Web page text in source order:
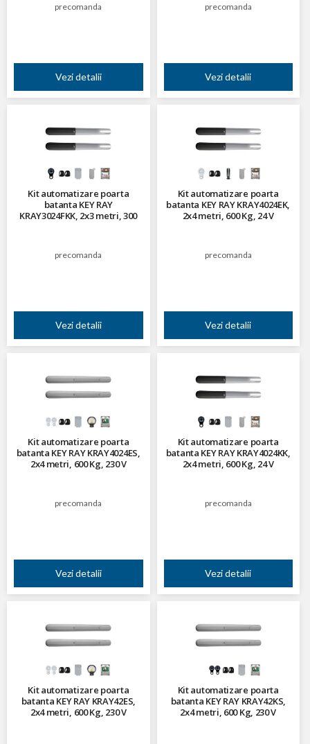
precomanda
Vezi detalii
precomanda
Vezi detalii
Kit automatizare poarta
batanta KEY RAY
KRAY3024FKK, 2x3 metri, 300
precomanda
Vezi detalii
Kit automatizare poarta
batanta KEY RAY KRAY4024EK,
2x4 metri, 600 Kg, 24 V
precomanda
Vezi detalii
Kit automatizare poarta
batanta KEY RAY KRAY4024ES,
2x4 metri, 600 Kg, 230 V
precomanda
Vezi detalii
Kit automatizare poarta
batanta KEY RAY KRAY4024KK,
2x4 metri, 600 Kg, 24 V
precomanda
Vezi detalii
Kit automatizare poarta
batanta KEY RAY KRAY42ES,
2x4 metri, 600 Kg, 230 V
Kit automatizare poarta
batanta KEY RAY KRAY42KS,
2x4 metri, 600 Kg, 230 V